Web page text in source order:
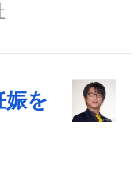
娠を